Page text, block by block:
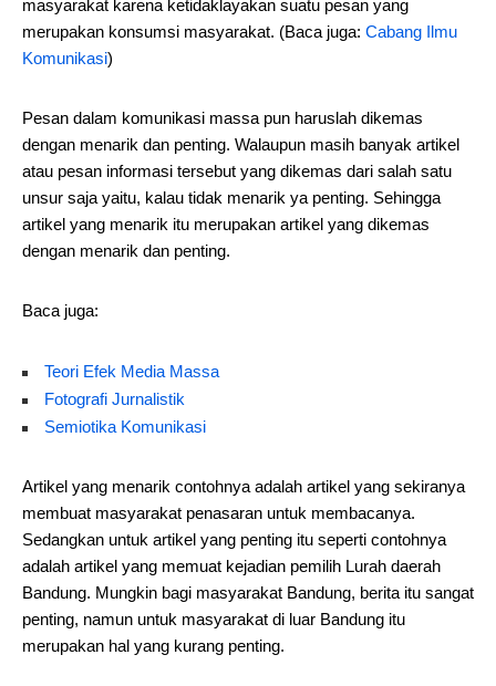
masyarakat karena ketidaklayakan suatu pesan yang
merupakan konsumsi masyarakat. (Baca juga: Cabang Ilmu
Komunikasi)
Pesan dalam komunikasi massa pun haruslah dikemas
dengan menarik dan penting. Walaupun masih banyak artikel
atau pesan informasi tersebut yang dikemas dari salah satu
unsur saja yaitu, kalau tidak menarik ya penting. Sehingga
artikel yang menarik itu merupakan artikel yang dikemas
dengan menarik dan penting.
Baca juga:
Teori Efek Media Massa
Fotografi Jurnalistik
Semiotika Komunikasi
Artikel yang menarik contohnya adalah artikel yang sekiranya
membuat masyarakat penasaran untuk membacanya.
Sedangkan untuk artikel yang penting itu seperti contohnya
adalah artikel yang memuat kejadian pemilih Lurah daerah
Bandung. Mungkin bagi masyarakat Bandung, berita itu sangat
penting, namun untuk masyarakat di luar Bandung itu
merupakan hal yang kurang penting.